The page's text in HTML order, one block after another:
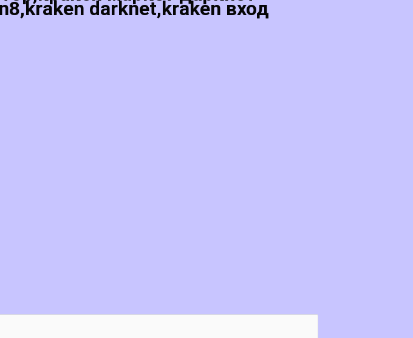
darknet,kraken вход